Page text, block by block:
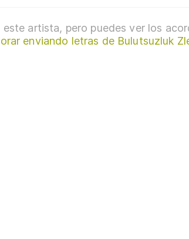
artista, pero puedes ver los
enviando letras de Bulutsuzluk